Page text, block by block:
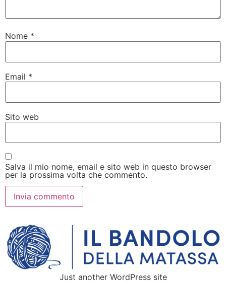
Nome *
Email *
Sito web
Salva il mio nome, email e sito web in questo browser
per la prossima volta che commento.
Just another WordPress site